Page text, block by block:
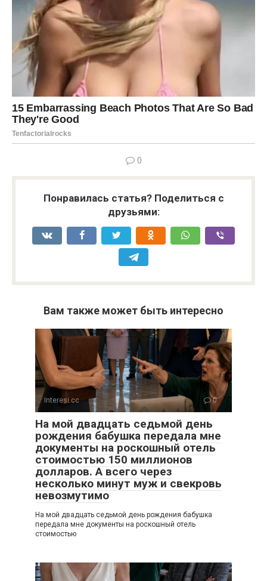
0
Понравилась статья? Поделиться с
друзьями:
Вам также может быть интересно
Interesi.cc 0
На мой двадцать седьмой день
рождения бабушка передала мне
документы на роскошный отель
стоимостью 150 миллионов
долларов. А всего через
несколько минут муж и свекровь
невозмутимо
На мой двадцать седьмой день рождения бабушка
передала мне документы на роскошный отель
стоимостью